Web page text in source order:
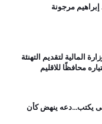
مرجونة
المالية لتقديم التهنئة
محافظًا للاقليم
يكتب...دعه ينهض كأن